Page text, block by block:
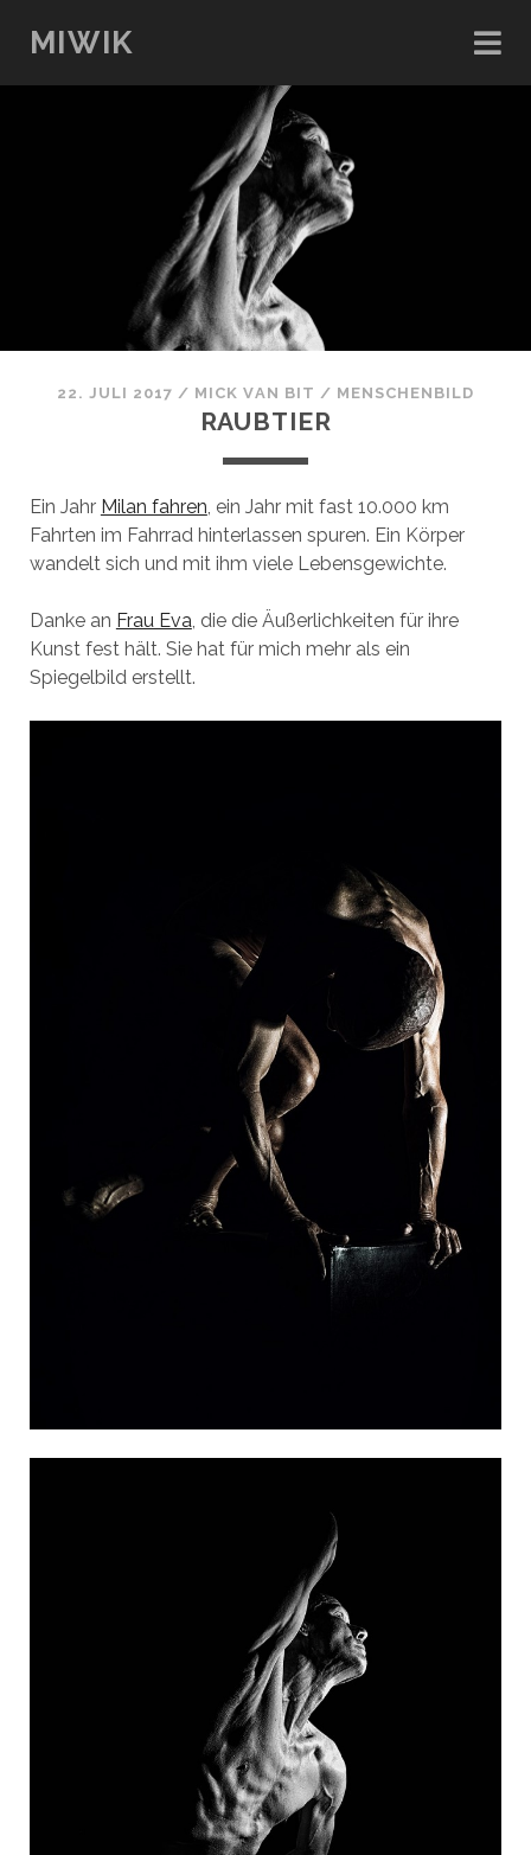
MIWIK
22. JULI 2017 / MICK VAN BIT / MENSCHENBILD
RAUBTIER
Ein Jahr Milan fahren, ein Jahr mit fast 10.000 km
Fahrten im Fahrrad hinterlassen spuren. Ein Körper
wandelt sich und mit ihm viele Lebensgewichte.
Danke an Frau Eva, die die Äußerlichkeiten für ihre
Kunst fest hält. Sie hat für mich mehr als ein
Spiegelbild erstellt.